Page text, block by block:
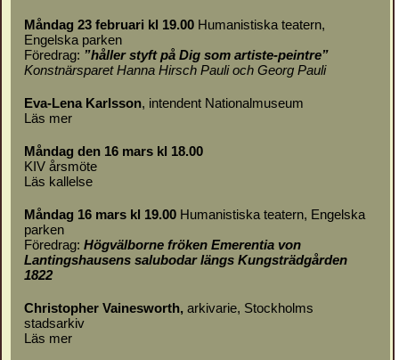
Måndag 23 februari kl 19.00 Humanistiska teatern,
Engelska parken
Föredrag: ”håller styft på Dig som artiste-peintre”
Konstnärsparet Hanna Hirsch Pauli och Georg Pauli
Eva-Lena Karlsson, intendent Nationalmuseum
Läs mer
Måndag den 16 mars kl 18.00
KIV årsmöte
Läs kallelse
Måndag 16 mars kl 19.00 Humanistiska teatern, Engelska
parken
Föredrag: Högvälborne fröken Emerentia von
Lantingshausens salubodar längs Kungsträdgården
1822
Christopher Vainesworth, arkivarie, Stockholms
stadsarkiv
Läs mer